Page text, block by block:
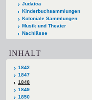
Judaica
Kinderbuchsammlungen
Koloniale Sammlungen
Musik und Theater
Nachlässe
INHALT
1842
1847
1848
1849
1850